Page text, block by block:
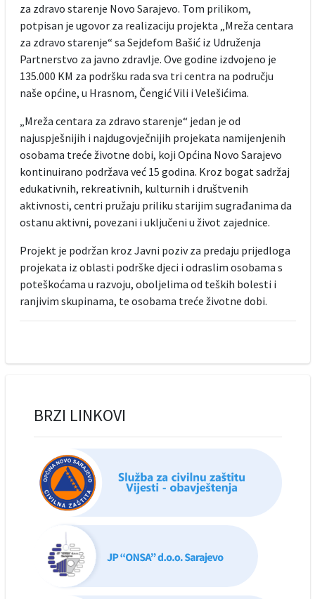
za zdravo starenje Novo Sarajevo. Tom prilikom,
potpisan je ugovor za realizaciju projekta „Mreža centara
za zdravo starenje“ sa Sejdefom Bašić iz Udruženja
Partnerstvo za javno zdravlje. Ove godine izdvojeno je
135.000 KM za podršku rada sva tri centra na području
naše općine, u Hrasnom, Čengić Vili i Velešićima.
„Mreža centara za zdravo starenje“ jedan je od
najuspješnijih i najdugovječnijih projekata namijenjenih
osobama treće životne dobi, koji Općina Novo Sarajevo
kontinuirano podržava već 15 godina. Kroz bogat sadržaj
edukativnih, rekreativnih, kulturnih i društvenih
aktivnosti, centri pružaju priliku starijim sugrađanima da
ostanu aktivni, povezani i uključeni u život zajednice.
Projekt je podržan kroz Javni poziv za predaju prijedloga
projekata iz oblasti podrške djeci i odraslim osobama s
poteškoćama u razvoju, oboljelima od teških bolesti i
ranjivim skupinama, te osobama treće životne dobi.
BRZI LINKOVI